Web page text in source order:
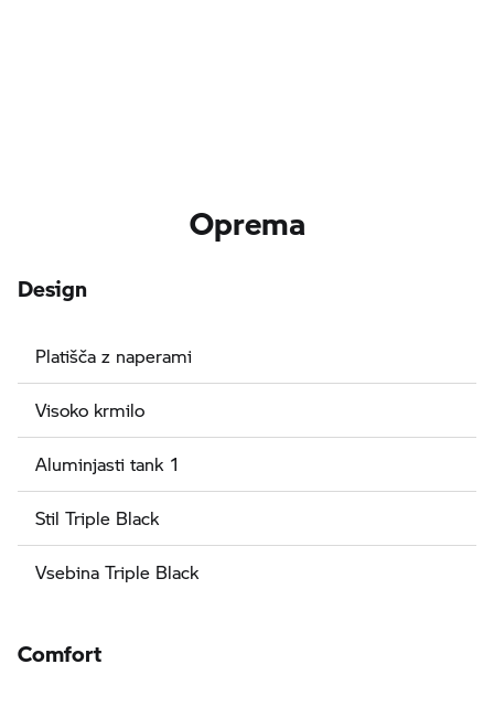
Oprema
Design
Platišča z naperami
Visoko krmilo
Aluminjasti tank 1
Stil Triple Black
Vsebina Triple Black
Comfort